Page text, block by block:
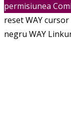
permisiunea
reset WAYcursor
negru WAY